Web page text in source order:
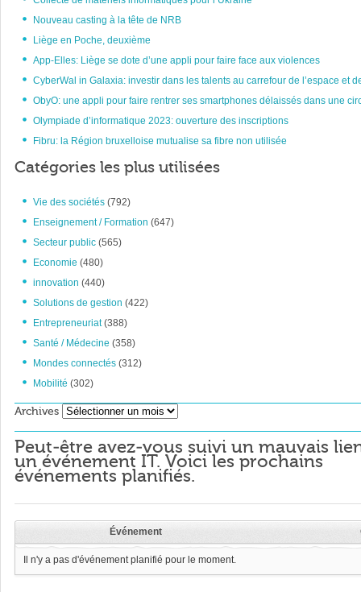
Nouveau casting à la tête de NRB
Liège en Poche, deuxième
App-Elles: Liège se dote d’une appli pour faire face aux violences
CyberWal in Galaxia: investir dans les talents au carrefour de l’espace et
ObyO: une appli pour faire rentrer ses smartphones délaissés dans une
Olympiade d’informatique 2023: ouverture des inscriptions
Fibru: la Région bruxelloise mutualise sa fibre non utilisée
Catégories les plus utilisées
Vie des sociétés (792)
Enseignement / Formation (647)
Secteur public (565)
Economie (480)
innovation (440)
Solutions de gestion (422)
Entrepreneuriat(388)
Santé / Médecine (358)
Mondes connectés (312)
Mobilité (302)
Archives Archives
Peut-être avez-vous suivi un mauvais
un événement IT. Voici les prochains
événements planifiés.
Événement
Il n'y a pas d'événement planifié pour le moment.